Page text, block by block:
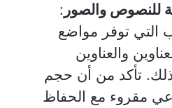
للنصوص والصور :
التي توفر مواضع
والعناوين
ذلك. تأكد من أن حجم
مقروء مع الحفاظ